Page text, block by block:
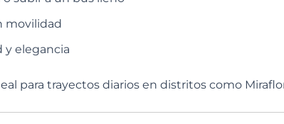
movilidad
y elegancia
para trayectos diarios en distritos como